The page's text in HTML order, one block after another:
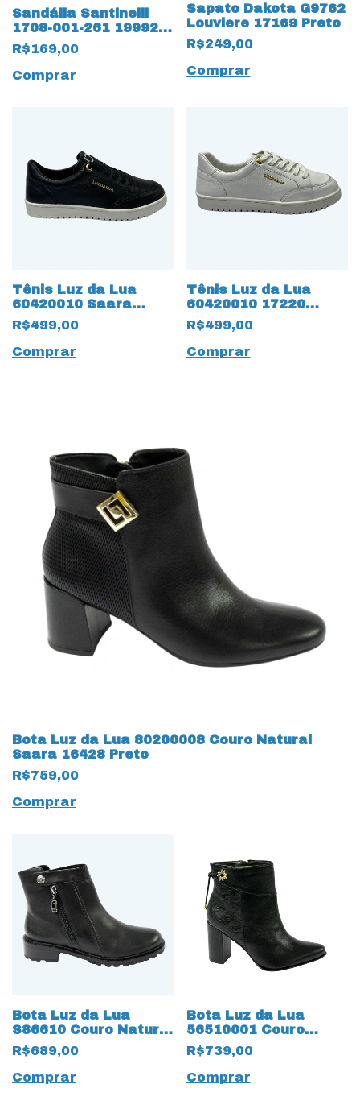
Sandália Santinelli
1708-001-261 19992
Rasteirinha com Nó
R$169,00
Comprar
Sapato Dakota G9762
Louviere 17169 Preto
R$249,00
Comprar
Tênis Luz da Lua
60420010 Saara
17221 Preto
R$499,00
Comprar
Tênis Luz da Lua
60420010 17220
Saara Bianco
R$499,00
Comprar
Bota Luz da Lua 80200008 Couro Natural
Saara 16428 Preto
R$759,00
Comprar
Bota Luz da Lua
S86610 Couro Natural
com solado 13425
Tratorado
R$689,00
Comprar
Bota Luz da Lua
56510001 Couro
Natural Saara 15455
Preto
R$739,00
Comprar